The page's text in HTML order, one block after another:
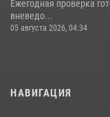
Ежегодная проверка
вневедо...
05 августа 2026, 04:34
НАВИГАЦИЯ